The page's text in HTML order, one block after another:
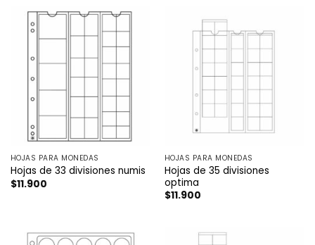
HOJAS PARA MONEDAS
Hojas de 33 divisiones numis
$11.900
HOJAS PARA MONEDAS
Hojas de 35 divisiones
optima
$11.900